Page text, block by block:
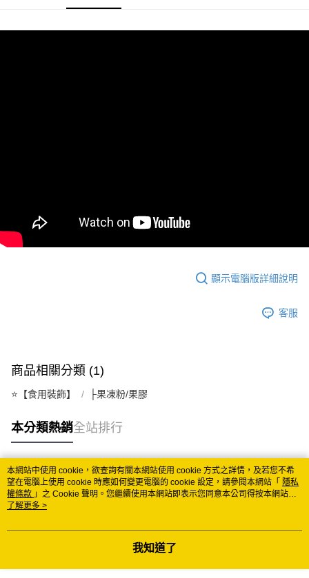
ATM付款
付款後7-11取貨
每筆NT$60
免運費
顯示電腦版詳細說明
客服
商品相關分類 (1)
⭐️【食用裝飾】 ├果凍粉/果膠
本分類熱銷全站排行
熱門標籤
本網站中使用 cookie，欲查詢有關本網站使用 cookie 方式之詳情，及若您不希
望在電腦上使用 cookie 時應如何變更電腦的 cookie 設定，請參閱本網站「 隱私
權條款 」之 Cookie 聲明。您繼續使用本網站即表示您同意本公司得按本網站使
用條款之 Cookie 聲明使用 cookie。
了解更多 >
我知道了